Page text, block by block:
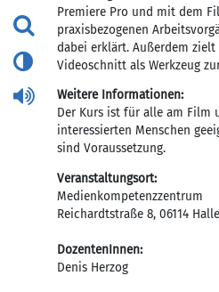
Premiere Pro und mit dem
praxisbezogenen
dabei erklärt. Außerdem zielt
Videoschnitt als Werkzeug
Weitere Informationen:
Der Kurs ist für alle am Film
interessierten Menschen
sind Voraussetzung.
Veranstaltungsort:
Medienkompetenzzentrum
Reichardtstraße 8, 06114 Halle
DozentenInnen:
Denis Herzog